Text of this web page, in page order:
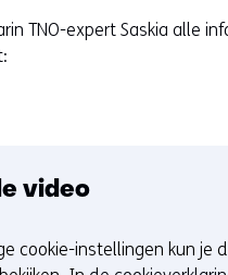
TNO-expert Saskia alle
video
cookie-instellingen kun je